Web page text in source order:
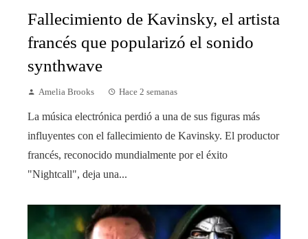
Fallecimiento de Kavinsky, el artista
francés que popularizó el sonido
synthwave
Amelia Brooks Hace 2 semanas
La música electrónica perdió a una de sus figuras más
influyentes con el fallecimiento de Kavinsky. El productor
francés, reconocido mundialmente por el éxito
"Nightcall", deja una...